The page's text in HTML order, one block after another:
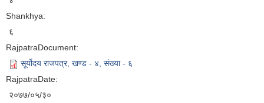
Shankhya:
६
RajpatraDocument:
सूर्योदय राजपत्र, खण्ड - ४, संख्या - ६
RajpatraDate:
२०७७/०५/३०